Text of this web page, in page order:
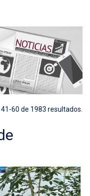
60 de 1983 resultados.